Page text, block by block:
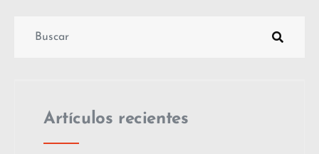
Artículos recientes